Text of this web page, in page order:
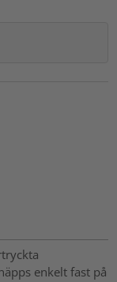
enkelt fast på